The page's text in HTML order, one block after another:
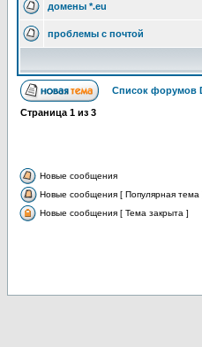
домены *.eu
проблемы с почтой
Список форумов
Страница 1 из 3
Новые сообщения
Новые сообщения [ Популярная тема
Новые сообщения [ Тема закрыта ]